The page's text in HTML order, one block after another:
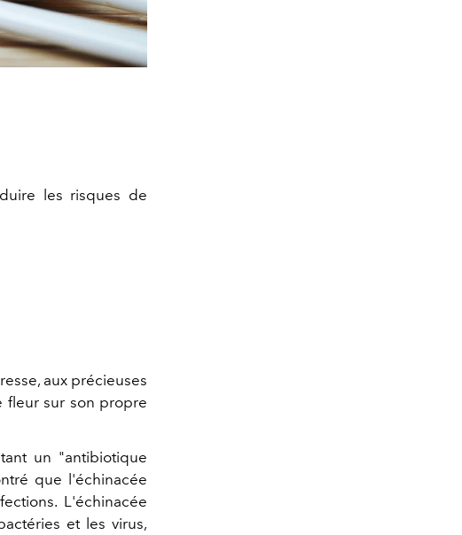
les risques de
aux précieuses
fleur sur son propre
un "antibiotique
que l'échinacée
L'échinacée
et les virus,